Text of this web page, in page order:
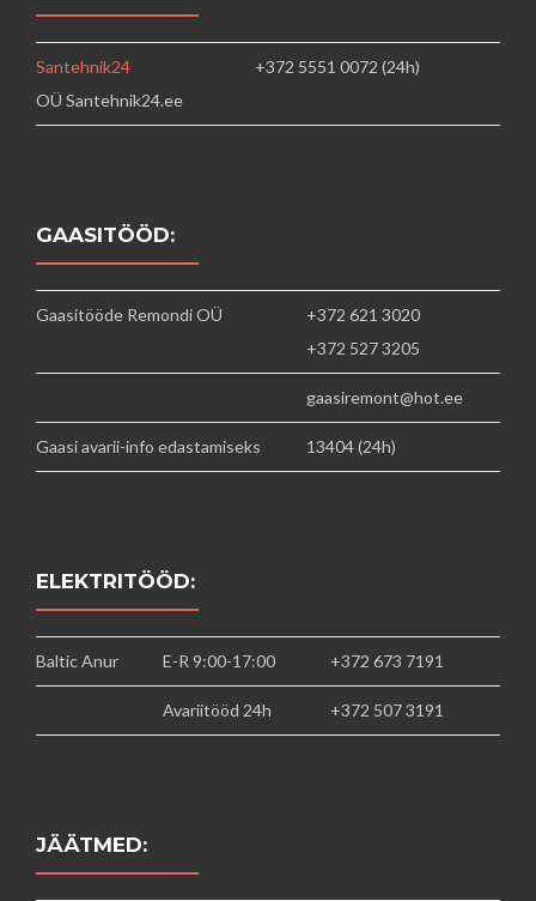
Santehnik24
OÜ Santehnik24.ee
+372 5551 0072 (24h)
GAASITÖÖD:
Gaasitööde Remondi OÜ
+372 621 3020
+372 527 3205
gaasiremont@hot.ee
Gaasi avarii-info edastamiseks 13404 (24h)
ELEKTRITÖÖD:
Baltic Anur E-R 9:00-17:00 +372 673 7191
Avariitööd 24h +372 507 3191
JÄÄTMED: